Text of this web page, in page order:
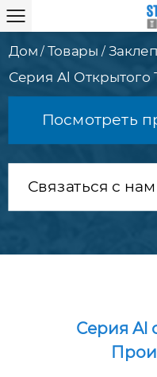
Дом / Товары /
Серия Al Открытого
Посмотреть
Связаться с
Серия Al